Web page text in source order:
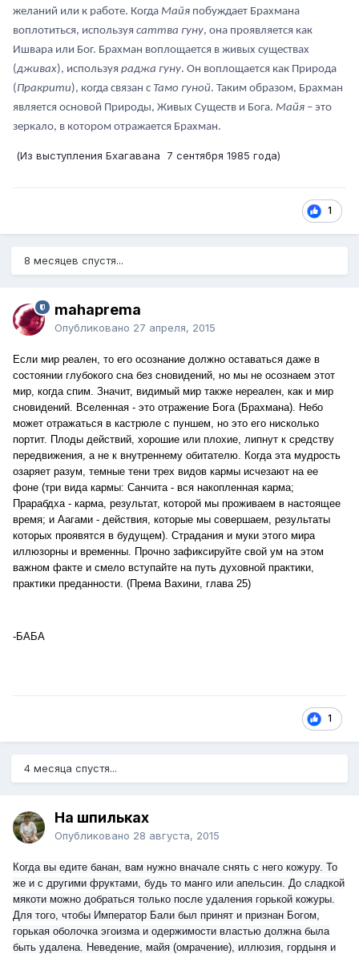
желаний или к работе. Когда Майя побуждает Брахмана
воплотиться, используя саттва гуну, она проявляется как
Ишвара или Бог. Брахман воплощается в живых существах
(дживах), используя раджа гуну. Он воплощается как Природа
( Пракрити), когда связан с Тамо гуной. Таким образом, Брахман
является основой Природы, Живых Существ и Бога. Майя – это
зеркало, в котором отражается Брахман.
(Из выступления Бхагавана 7 сентября 1985 года)
1
8 месяцев спустя...
mahaprema
Опубликовано 27 апреля, 2015
Если мир реален, то его осознание должно оставаться даже в
состоянии глубокого сна без сновидений, но мы не осознаем этот
мир, когда спим. Значит, видимый мир также нереален, как и мир
сновидений. Вселенная - это отражение Бога (Брахмана). Небо
может отражаться в кастрюле с пуншем, но это его нисколько
портит. Плоды действий, хорошие или плохие, липнут к средству
передвижения, а не к внутреннему обитателю. Когда эта мудрость
озаряет разум, темные тени трех видов кармы исчезают на ее
фоне (три вида кармы: Санчита - вся накопленная карма;
Прарабдха - карма, результат, которой мы проживаем в настоящее
время; и Аагами - действия, которые мы совершаем, результаты
которых проявятся в будущем). Страдания и муки этого мира
иллюзорны и временны. Прочно зафиксируйте свой ум на этом
важном факте и смело вступайте на путь духовной практики,
практики преданности. (Према Вахини, глава 25)
-БАБА
1
4 месяца спустя...
На шпильках
Опубликовано 28 августа, 2015
Когда вы едите банан, вам нужно вначале снять с него кожуру. То
же и с другими фруктами, будь то манго или апельсин. До сладкой
мякоти можно добраться только после удаления горькой кожуры.
Для того, чтобы Император Бали был принят и признан Богом,
горькая оболочка эгоизма и одержимости властью должна была
быть удалена. Неведение, майя (омрачение), иллюзия, гордыня и